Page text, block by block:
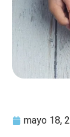
mayo 18,